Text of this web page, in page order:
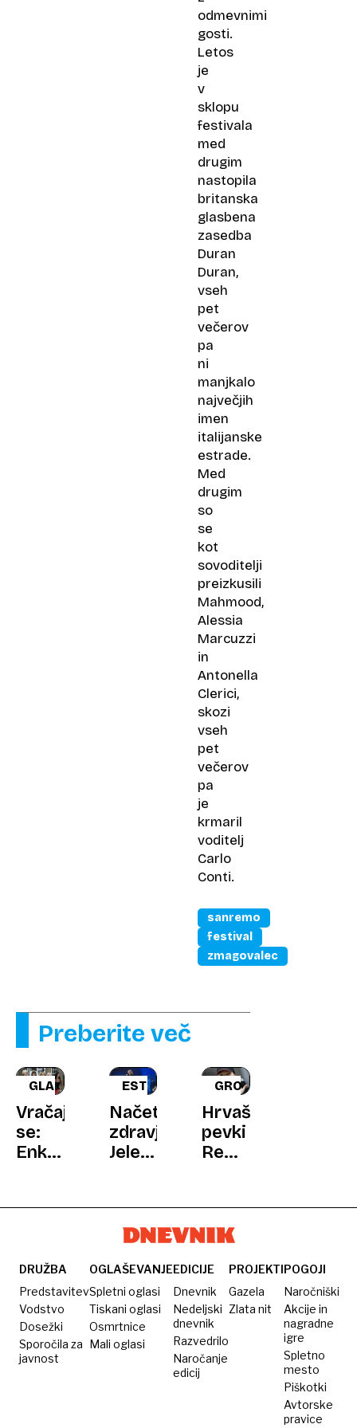
odmevnimi
gosti.
Letos
je
v
sklopu
festivala
med
drugim
nastopila
britanska
glasbena
zasedba
Duran
Duran,
vseh
pet
večerov
pa
ni
manjkalo
največjih
imen
italijanske
estrade.
Med
drugim
so
se
kot
sovoditelji
preizkusili
Mahmood,
Alessia
Marcuzzi
in
Antonella
Clerici,
skozi
vseh
pet
večerov
pa
je
krmaril
voditelj
Carlo
Conti.
sanremo
festival
zmagovalec
Preberite več
GLASBA
Vračajo
se:
Enkrat
vedno
ESTRADA
Načeto
zdravje
Jelene
GROŽNJE
Hrvaški
pevki
Remi
nasprotovanja
Thompsonu
DRUŽBA
Predstavitev
Vodstvo
Dosežki
Sporočila za
javnost
OGLAŠEVANJE
Spletni oglasi
Tiskani oglasi
Osmrtnice
Mali oglasi
EDICIJE
Dnevnik
Nedeljski
dnevnik
Razvedrilo
Naročanje
edicij
PROJEKTI
Gazela
Zlata nit
POGOJI
Naročniški
Akcije in
nagradne
igre
Spletno
mesto
Piškotki
Avtorske
pravice